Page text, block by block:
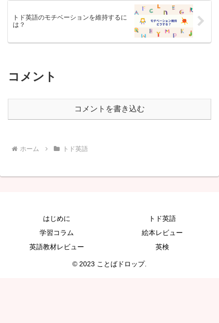
トド英語のモチベーションを維持するに
は？
コメント
コメントを書き込む
ホーム トド英語
はじめに
トド英語
学習コラム
絵本レビュー
英語教材レビュー
英検
© 2023 ことばドロップ.